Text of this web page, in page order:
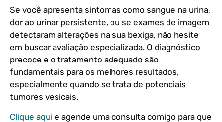
Se você apresenta sintomas como sangue na urina,
dor ao urinar persistente, ou se exames de imagem
detectaram alterações na sua bexiga, não hesite
em buscar avaliação especializada. O diagnóstico
precoce e o tratamento adequado são
fundamentais para os melhores resultados,
especialmente quando se trata de potenciais
tumores vesicais.
Clique aqui e agende uma consulta comigo para que